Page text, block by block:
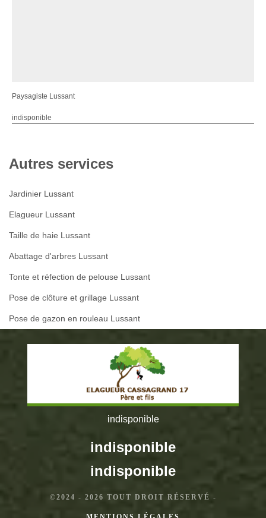
Paysagiste Lussant
indisponible
Autres services
Jardinier Lussant
Elagueur Lussant
Taille de haie Lussant
Abattage d'arbres Lussant
Tonte et réfection de pelouse Lussant
Pose de clôture et grillage Lussant
Pose de gazon en rouleau Lussant
indisponible
indisponible
indisponible
©2024 - 2026 TOUT DROIT RÉSERVÉ -